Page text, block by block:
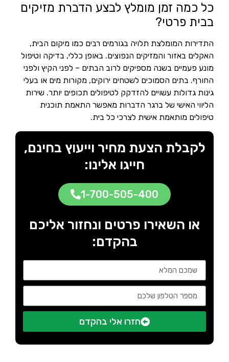
כל כמה זמן מומלץ לבצע הדברת מזיקים
בבית פרטי?
התדירות המומלצת תלויה בגורמים רבים כמו מיקום הבית,
האקלים באזור והמזיקים הנפוצים. באופן כללי, בדיקה וטיפול
מונע פעמיים בשנה מספיקים לרוב הבתים – לפני הקיץ ולפני
החורף. בתים הסמוכים לשטחים ירוקים, מקורות מים או בעלי
גינות גדולות עשויים להזדקק לטיפולים תכופים יותר. שירות
הליווי האישי של ברגר הדברות מאפשר התאמת תוכנית
טיפולים מותאמת אישית לצרכי כל בית.
לקבלת הצעת מחיר וייעוץ בחינם,
חייגו אלינו:
1-700-505-400
או השאירו פרטים ונחזור אליכם
בהקדם:
חזרו אלי בהקדם